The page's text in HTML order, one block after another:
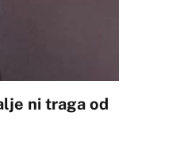
ni traga od